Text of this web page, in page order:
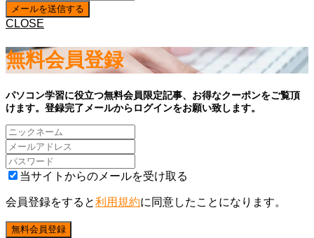
CLOSE
無料会員登録
パソコン学習に役立つ無料会員限定記事、お得なクーポンをご覧頂
けます。登録完了メールからログインをお願い致します。
当サイトからのメールを受け取る
会員登録をすると利用規約に同意したことになります。